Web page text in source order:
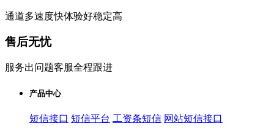
通道多速度快体验好稳定高
售后无忧
服务出问题客服全程跟进
产品中心
短信接口 短信平台 工资条短信 网站短信接口